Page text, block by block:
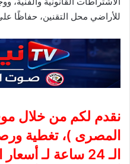
للأراضي محل التقنين، حفاظًا
نقدم لكم من خلال
المصرى )، تغطية
الـ 24 ساعة لـ